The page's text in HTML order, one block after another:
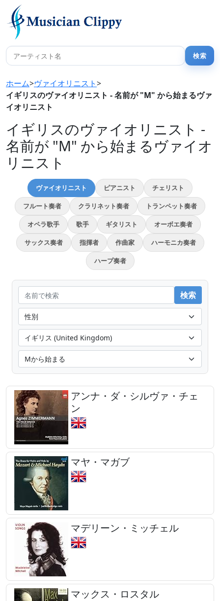
ホーム>ヴァイオリニスト>
イギリスのヴァイオリニスト - 名前が "M" から始まるヴァ
イオリニスト
イギリスのヴァイオリニスト -
名前が "M" から始まるヴァイオ
リニスト
ヴァイオリニスト ピアニスト チェリスト
フルート奏者 クラリネット奏者 トランペット奏者
オペラ歌手 歌手 ギタリスト オーボエ奏者
サックス奏者 指揮者 作曲家 ハーモニカ奏者
ハープ奏者
アンナ・ダ・シルヴァ・チェ
ン
マヤ・マガブ
マデリーン・ミッチェル
マックス・ロスタル